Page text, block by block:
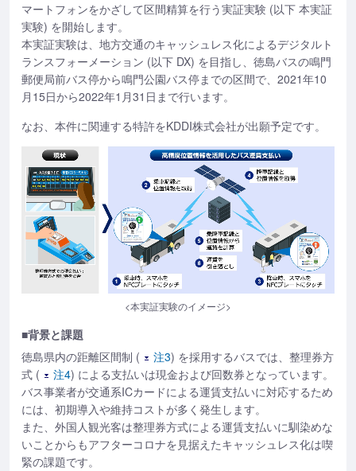
マートフォンをかざして区間精算を行う実証実験 (以下 本実証
実験) を開始します。
本実証実験は、地方交通のキャッシュレス化によるデジタルト
ランスフォーメーション (以下 DX) を目指し、徳島バスの鳴門
郵便局前バス停から鳴門公園バス停までの区間で、2021年10
月15日から2022年1月31日まで行います。
なお、本件に関連する特許をKDDI株式会社が出願予定です。
<本実証実験のイメージ>
■背景と課題
徳島県内の距離区間制 (
注3) を採用するバスでは、整理券方
式 (
注4) による支払いは現金および回数券となっています。
バス事業者が交通系ICカードによる運賃支払いに対応するため
には、初期導入や維持コストが多く発生します。
また、外国人観光客は整理券方式による運賃支払いに馴染めな
いことからもアフターコロナを見据えたキャッシュレス化は喫
緊の課題です。